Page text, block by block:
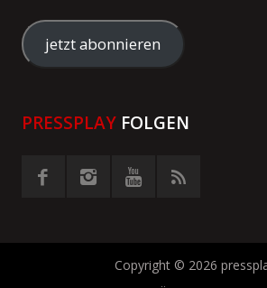
Mail-
Adresse
eingeben
jetzt abonnieren
PRESSPLAY FOLGEN
Copyright © 2026